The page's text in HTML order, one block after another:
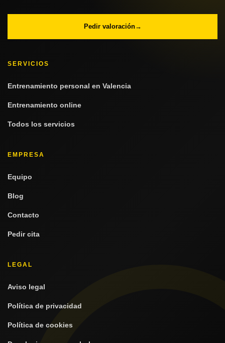
Pedir valoración→
SERVICIOS
Entrenamiento personal en Valencia
Entrenamiento online
Todos los servicios
EMPRESA
Equipo
Blog
Contacto
Pedir cita
LEGAL
Aviso legal
Política de privacidad
Política de cookies